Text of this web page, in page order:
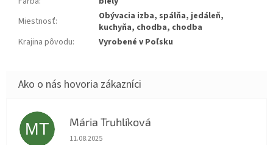
Miestnosť:
Obývacia izba, spálňa, jedáleň,
kuchyňa, chodba, chodba
Krajina pôvodu: Vyrobené v Poľsku
MT Mária Truhlíková
Hodnotenie obchodu je 5 z 5 hviezdičiek.
11.08.2025